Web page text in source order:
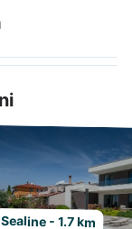
Sealine - 1.7 km